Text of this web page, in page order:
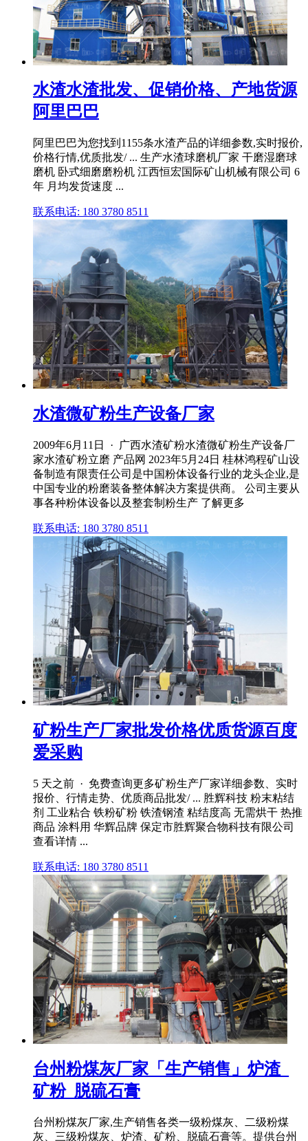
水渣水渣批发、促销价格、产地货源
阿里巴巴
阿里巴巴为您找到1155条水渣产品的详细参数,实时报价,
价格行情,优质批发/ ... 生产水渣球磨机厂家 干磨湿磨球
磨机 卧式细磨磨粉机 江西恒宏国际矿山机械有限公司 6
年 月均发货速度 ...
联系电话: 180 3780 8511
水渣微矿粉生产设备厂家
2009年6月11日 · 广西水渣矿粉水渣微矿粉生产设备厂
家水渣矿粉立磨 产品网 2023年5月24日 桂林鸿程矿山设
备制造有限责任公司是中国粉体设备行业的龙头企业,是
中国专业的粉磨装备整体解决方案提供商。 公司主要从
事各种粉体设备以及整套制粉生产 了解更多
联系电话: 180 3780 8511
矿粉生产厂家批发价格优质货源百度
爱采购
5 天之前 · 免费查询更多矿粉生产厂家详细参数、实时
报价、行情走势、优质商品批发/ ... 胜辉科技 粉末粘结
剂 工业粘合 铁粉矿粉 铁渣钢渣 粘结度高 无需烘干 热推
商品 涂料用 华辉品牌 保定市胜辉聚合物科技有限公司
查看详情 ...
联系电话: 180 3780 8511
台州粉煤灰厂家「生产销售」炉渣_
矿粉_脱硫石膏
台州粉煤灰厂家,生产销售各类一级粉煤灰、二级粉煤
灰、三级粉煤灰、炉渣、矿粉、脱硫石膏等。提供台州